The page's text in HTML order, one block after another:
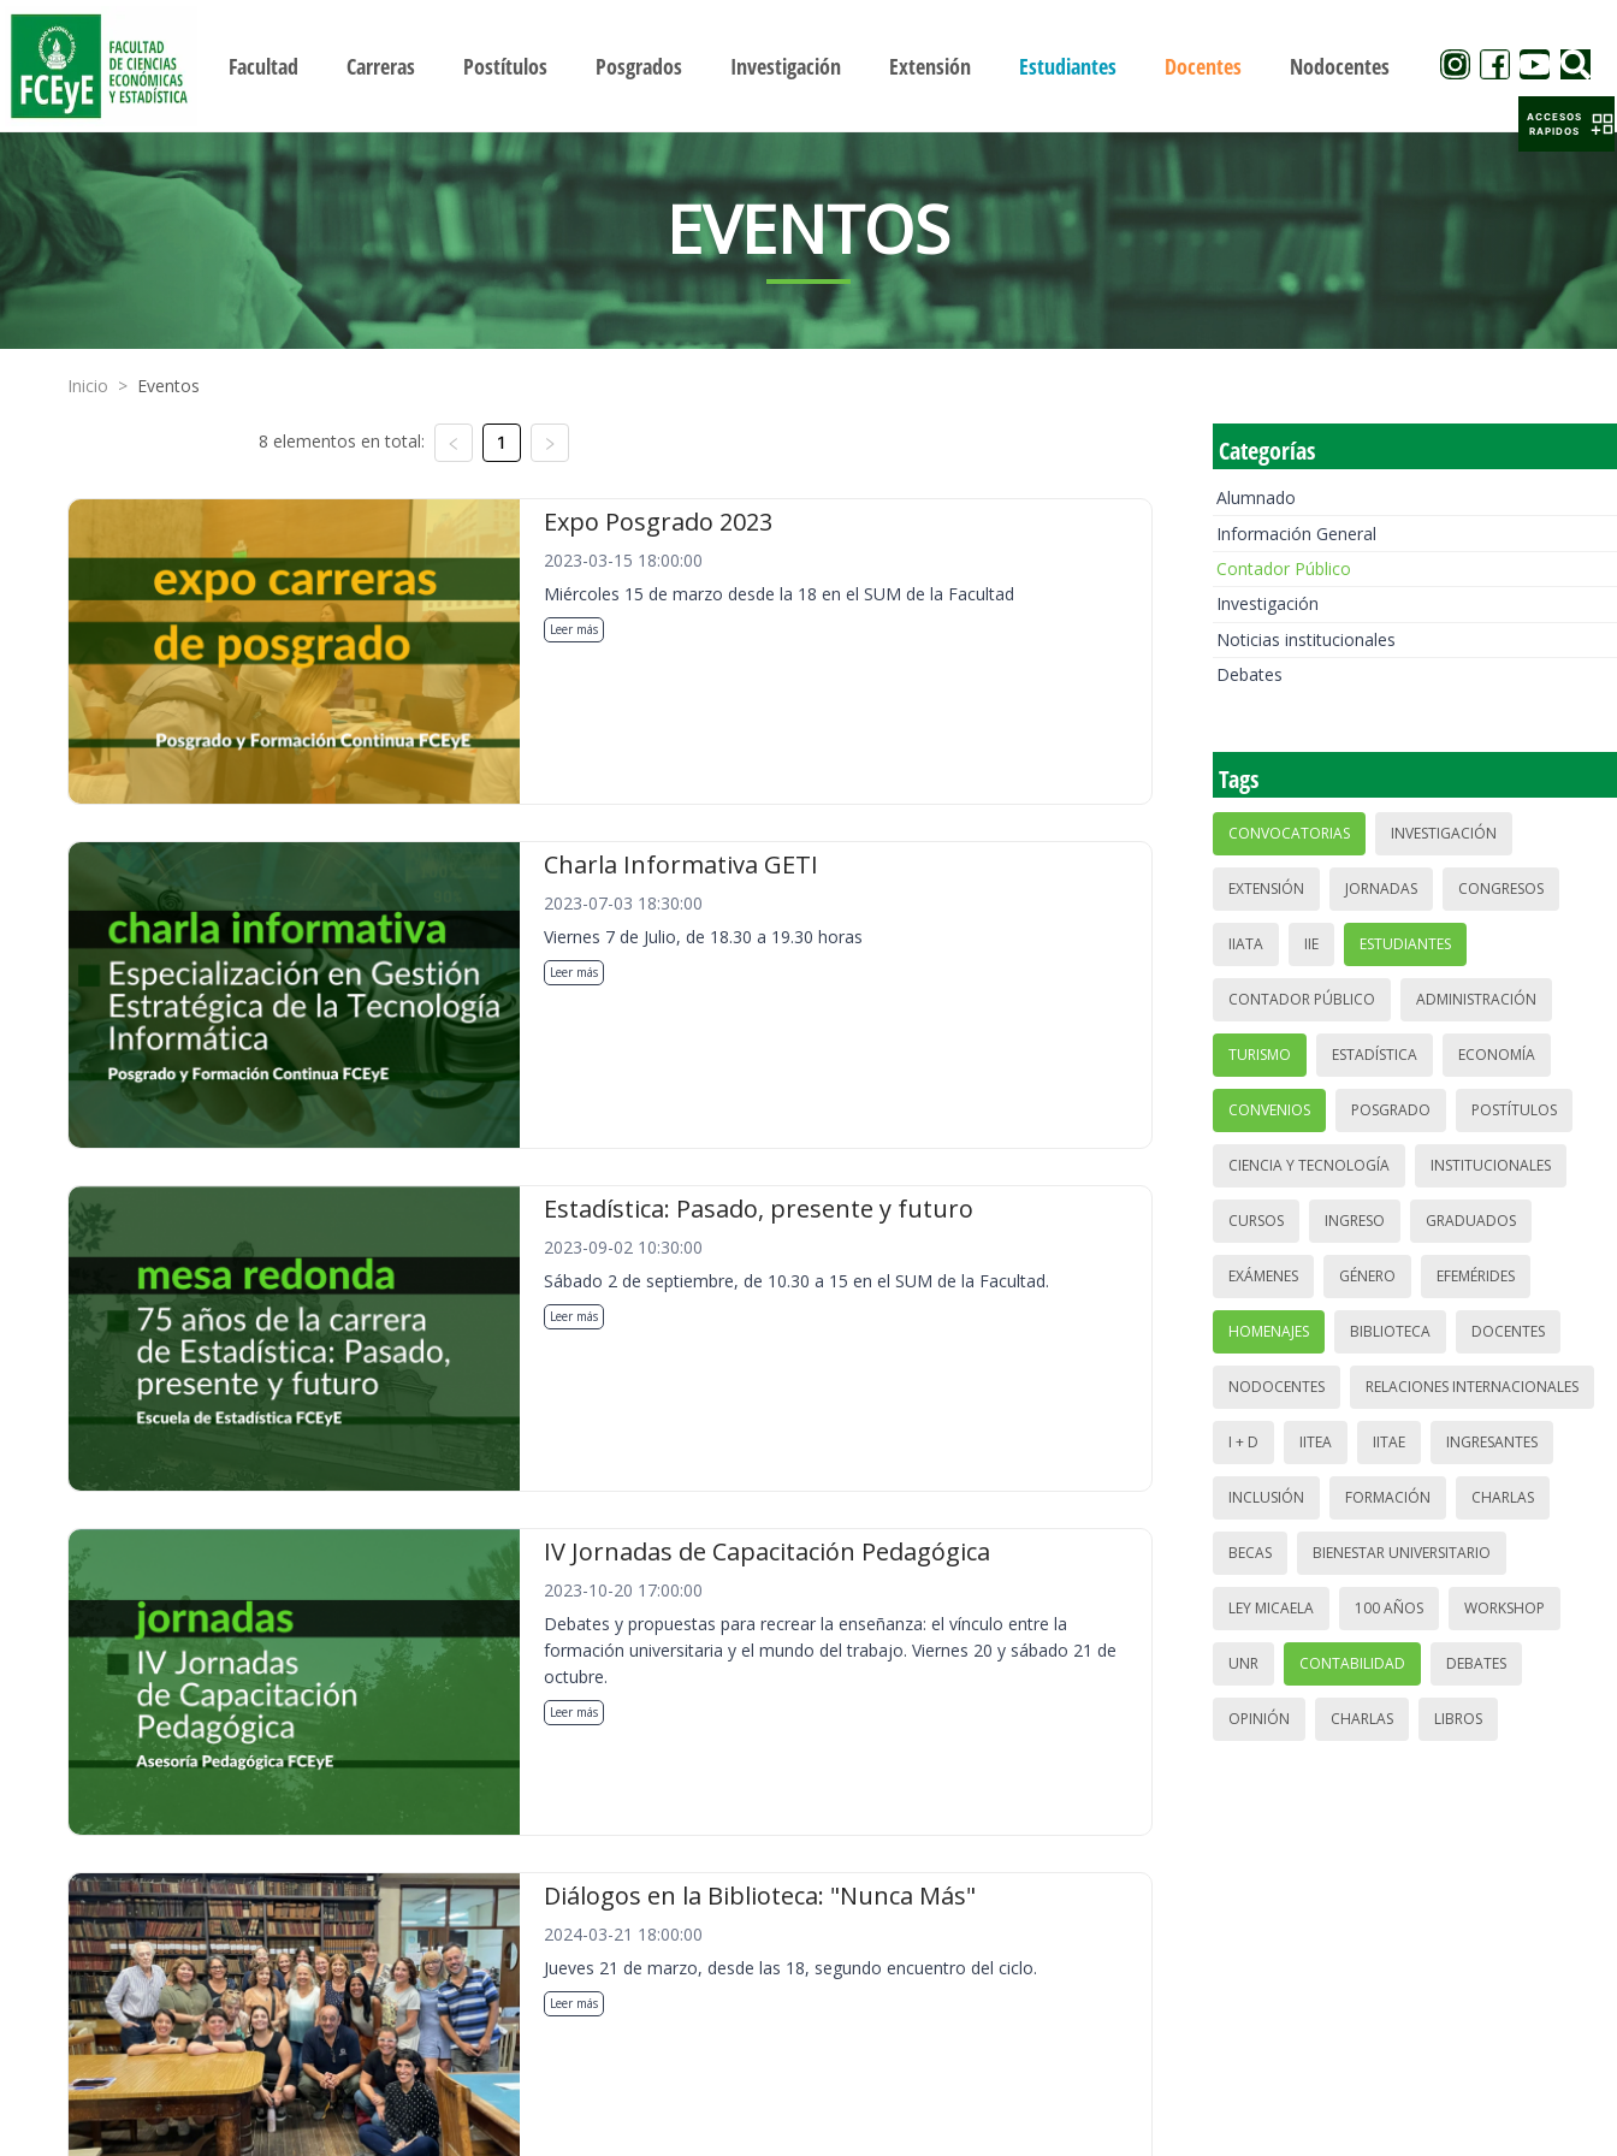
Facultad Carreras Postítulos Posgrados Investigación Extensión Estudiantes Docentes Nodocentes
EVENTOS
Inicio > Eventos
8 elementos en total: 1
Expo Posgrado 2023
2023-03-15 18:00:00
Miércoles 15 de marzo desde la 18 en el SUM de la Facultad
Leer más
Charla Informativa GETI
2023-07-03 18:30:00
Viernes 7 de Julio, de 18.30 a 19.30 horas
Leer más
Estadística: Pasado, presente y futuro
2023-09-02 10:30:00
Sábado 2 de septiembre, de 10.30 a 15 en el SUM de la Facultad.
Leer más
IV Jornadas de Capacitación Pedagógica
2023-10-20 17:00:00
Debates y propuestas para recrear la enseñanza: el vínculo entre la
formación universitaria y el mundo del trabajo. Viernes 20 y sábado 21 de
octubre.
Leer más
Diálogos en la Biblioteca: "Nunca Más"
2024-03-21 18:00:00
Jueves 21 de marzo, desde las 18, segundo encuentro del ciclo.
Leer más
Categorías
Alumnado
Información General
Contador Público
Investigación
Noticias institucionales
Debates
Tags
CONVOCATORIAS INVESTIGACIÓN
EXTENSIÓN JORNADAS CONGRESOS
IIATA IIE ESTUDIANTES
CONTADOR PÚBLICO ADMINISTRACIÓN
TURISMO ESTADÍSTICA ECONOMÍA
CONVENIOS POSGRADO POSTÍTULOS
CIENCIA Y TECNOLOGÍA INSTITUCIONALES
CURSOS INGRESO GRADUADOS
EXÁMENES GÉNERO EFEMÉRIDES
HOMENAJES BIBLIOTECA DOCENTES
NODOCENTES RELACIONES INTERNACIONALES
I + D IITEA IITAE INGRESANTES
INCLUSIÓN FORMACIÓN CHARLAS
BECAS BIENESTAR UNIVERSITARIO
LEY MICAELA 100 AÑOS WORKSHOP
UNR CONTABILIDAD DEBATES
OPINIÓN CHARLAS LIBROS
ACCESOS
RAPIDOS